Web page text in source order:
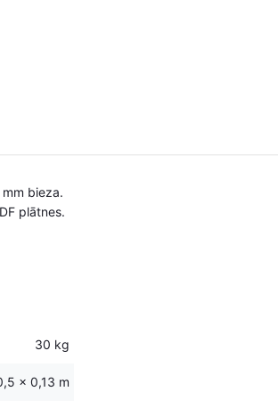
bieza.
plātnes.
30 kg
× 0,13 m